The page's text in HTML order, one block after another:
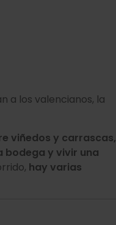
a los valencianos, la
viñedos y carrascas,
bodega y vivir una
hay varias